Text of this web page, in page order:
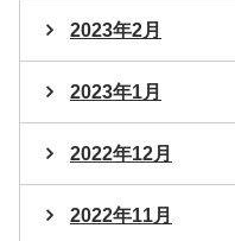
2023年2月
2023年1月
2022年12月
2022年11月